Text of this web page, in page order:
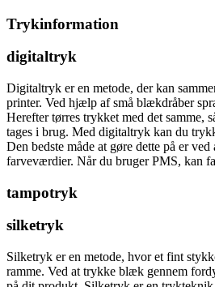
Trykinformation
digitaltryk
Digitaltryk er en metode, der kan
printer. Ved hjælp af små blækdråber
Herefter tørres trykket med det samme,
tages i brug. Med digitaltryk kan du
Den bedste måde at gøre dette på er
farveværdier. Når du bruger PMS, kan
tampotryk
silketryk
Silketryk er en metode, hvor et fint
ramme. Ved at trykke blæk gennem